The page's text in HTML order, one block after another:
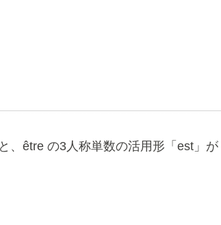
、être の3人称単数の活用形「est」が